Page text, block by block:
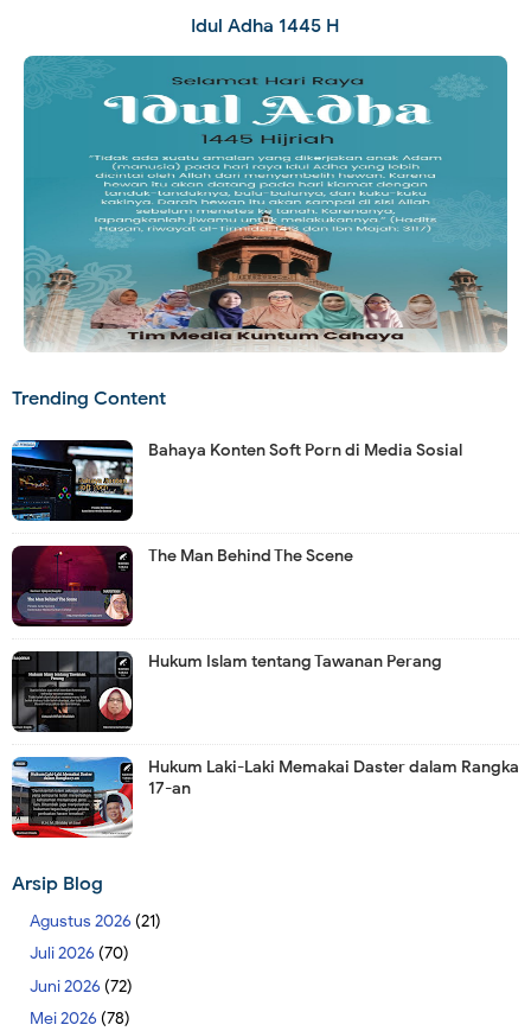
Idul Adha 1445 H
Trending Content
Bahaya Konten Soft Porn di Media Sosial
The Man Behind The Scene
Hukum Islam tentang Tawanan Perang
Hukum Laki-Laki Memakai Daster dalam Rangka
17-an
Arsip Blog
Agustus 2026 (21)
Juli 2026 (70)
Juni 2026 (72)
Mei 2026 (78)